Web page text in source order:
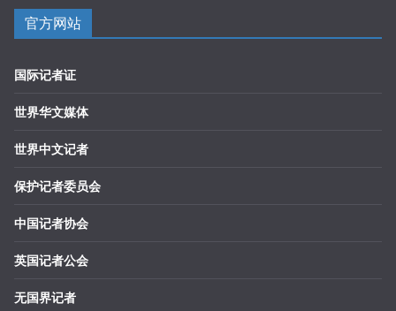
官方网站
国际记者证
世界华文媒体
世界中文记者
保护记者委员会
中国记者协会
英国记者公会
无国界记者